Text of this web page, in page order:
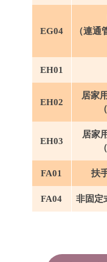
EG04
（連
EH01
EH02
居家
EH03
居家
FA01 扶
FA04 非固定